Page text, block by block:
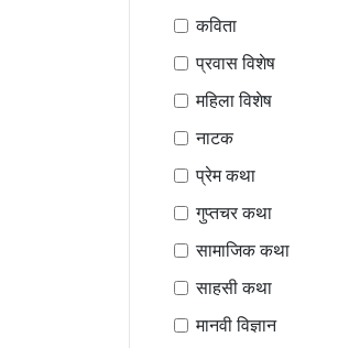
कविता
प्रवास विशेष
महिला विशेष
नाटक
प्रेम कथा
गुप्तचर कथा
सामाजिक कथा
साहसी कथा
मानवी विज्ञान